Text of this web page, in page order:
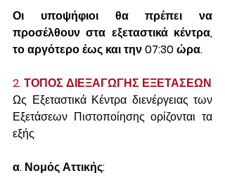
Οι υποψήφιοι θα πρέπει να
προσέλθουν στα εξεταστικά κέντρα,
το αργότερο έως και την 07:30 ώρα.
2. ΤΟΠΟΣ ΔΙΕΞΑΓΩΓΗΣ ΕΞΕΤΑΣΕΩΝ
Ως Εξεταστικά Κέντρα διενέργειας των
Εξετάσεων Πιστοποίησης ορίζονται τα
εξής:
α. Νομός Αττικής: